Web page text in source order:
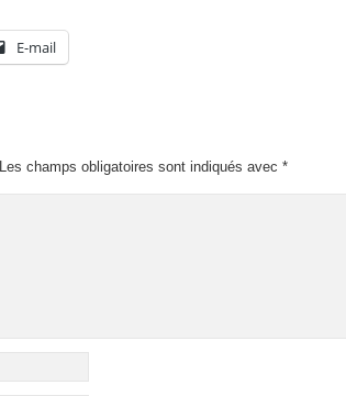
E-mail
Les champs obligatoires sont indiqués avec *